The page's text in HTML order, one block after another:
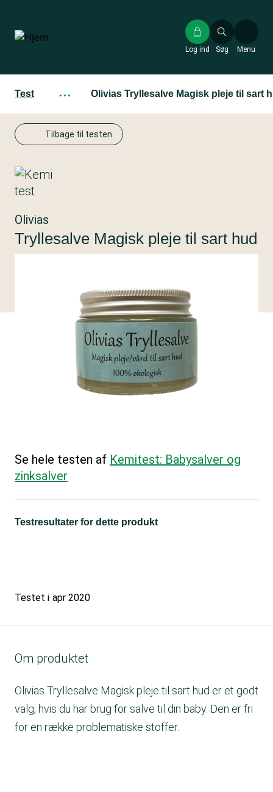
hovedindhold
Søg
Log ind Menu
Test ··· Olivias Tryllesalve Magisk pleje til sart
Tilbage til testen
Olivias
Tryllesalve Magisk pleje til sart hud
Se hele testen af Kemitest: Babysalver og
zinksalver
Testresultater for dette produkt
Testet i apr 2020
Om produktet
Olivias Tryllesalve Magisk pleje til sart hud er et godt
valg, hvis du har brug for salve til din baby. Den er fri
for en række problematiske stoffer.